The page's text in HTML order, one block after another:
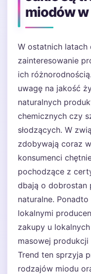
miodów
W ostatnich latach
zainteresowanie
ich
uwagę na jakość
naturalnych
chemicznych czy
słodzących. W
zdobywają coraz
konsumenci
pochodzące z
dbają o dobrostan
naturalne.
lokalnymi
zakupy u
masowej
Trend ten sprzyja
rodzajów miodu